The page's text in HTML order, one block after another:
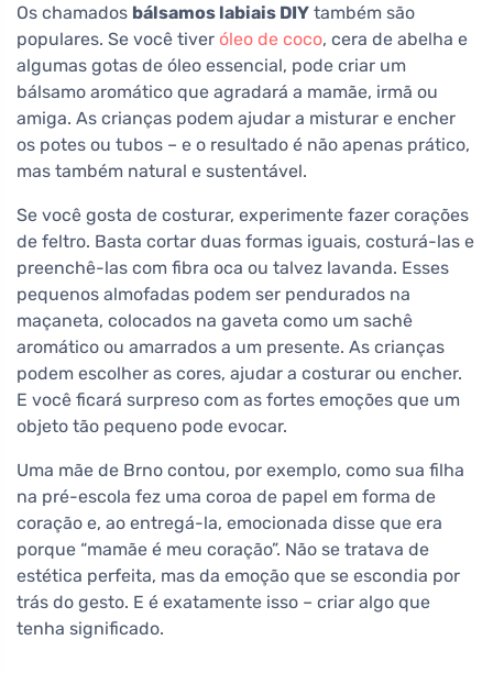
Os chamados bálsamos labiais DIY também são
populares. Se você tiver óleo de coco, cera de abelha e
algumas gotas de óleo essencial, pode criar um
bálsamo aromático que agradará a mamãe, irmã ou
amiga. As crianças podem ajudar a misturar e encher
os potes ou tubos – e o resultado é não apenas prático,
mas também natural e sustentável.
Se você gosta de costurar, experimente fazer corações
de feltro. Basta cortar duas formas iguais, costurá-las e
preenchê-las com fibra oca ou talvez lavanda. Esses
pequenos almofadas podem ser pendurados na
maçaneta, colocados na gaveta como um sachê
aromático ou amarrados a um presente. As crianças
podem escolher as cores, ajudar a costurar ou encher.
E você ficará surpreso com as fortes emoções que um
objeto tão pequeno pode evocar.
Uma mãe de Brno contou, por exemplo, como sua filha
na pré-escola fez uma coroa de papel em forma de
coração e, ao entregá-la, emocionada disse que era
porque “mamãe é meu coração”. Não se tratava de
estética perfeita, mas da emoção que se escondia por
trás do gesto. E é exatamente isso – criar algo que
tenha significado.